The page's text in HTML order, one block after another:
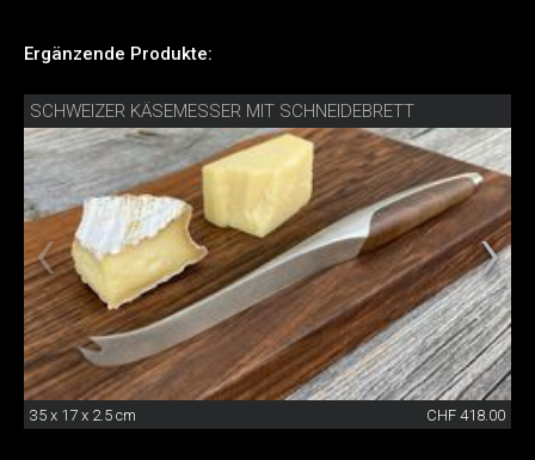
Ergänzende Produkte:
SCHWEIZER KÄSEMESSER MIT SCHNEIDEBRETT
35 x 17 x 2.5 cm CHF 418.00